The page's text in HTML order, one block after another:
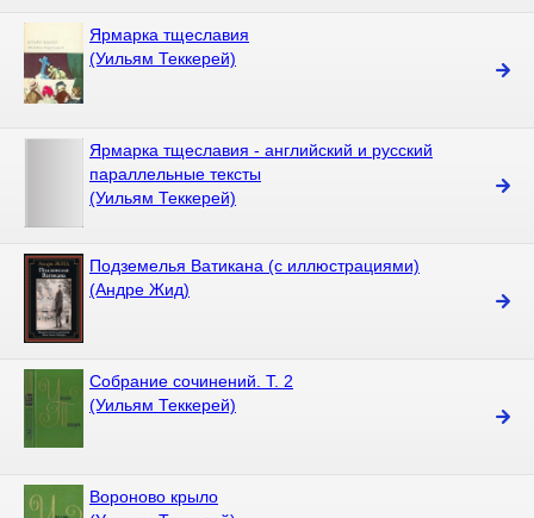
Ярмарка тщеславия
(Уильям Теккерей)
Ярмарка тщеславия - английский и русский
параллельные тексты
(Уильям Теккерей)
Подземелья Ватикана (с иллюстрациями)
(Андре Жид)
Собрание сочинений. Т. 2
(Уильям Теккерей)
Вороново крыло